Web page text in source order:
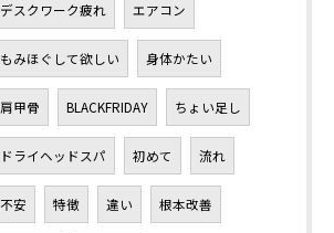
デスクワーク疲れ エアコン
もみほぐして欲しい 身体かたい
肩甲骨 BLACKFRIDAY ちょい足し
ドライヘッドスパ 初めて 流れ
不安 特徴 違い 根本改善